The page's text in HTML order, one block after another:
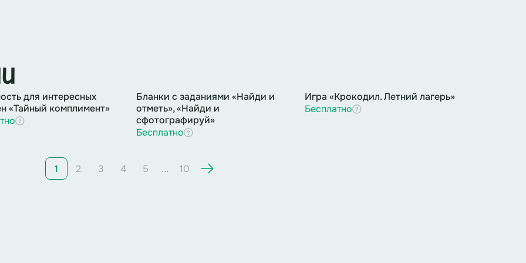
для интересных
«Тайный комплимент»
Бланки с заданиями «Найди и
отметь», «Найди и
сфотографируй»
Бесплатно
Игра «Крокодил. Летний лагерь»
Бесплатно
1 2 3 4 5 … 10